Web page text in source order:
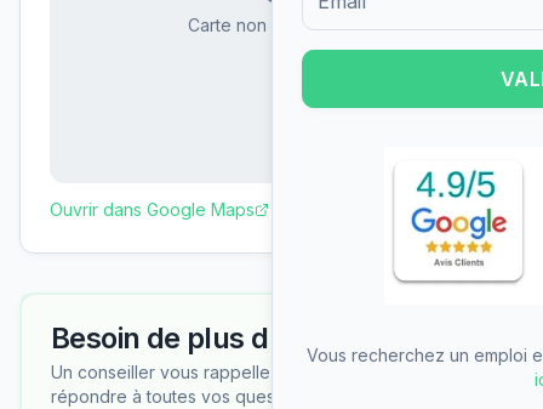
Carte non disponible
Ouvrir dans Google Maps
Besoin de plus d'informations ?
Un conseiller vous rappelle gratuitement pour
répondre à toutes vos questions
Formulaire d'inscription pour
Vous recherchez un emploi